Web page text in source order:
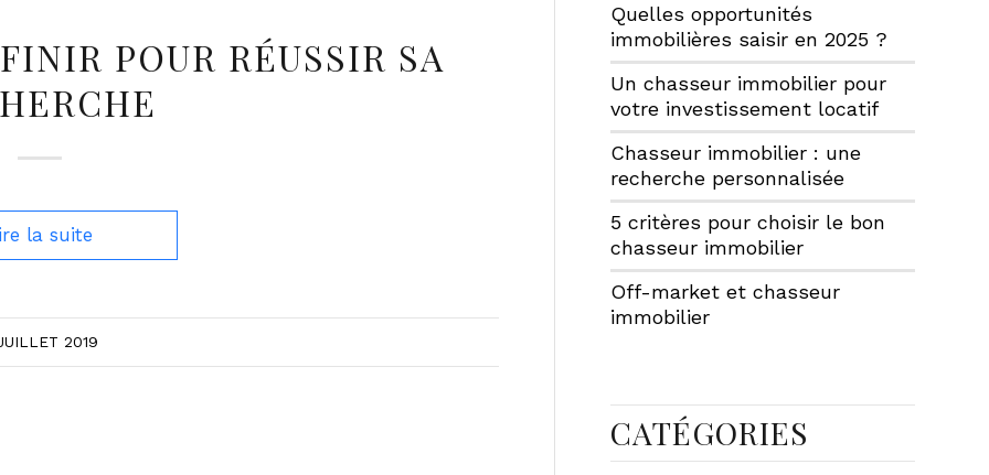
POUR RÉUSSIR SA
la suite
2019
Quelles opportunités
immobilières saisir en 2025 ?
Un chasseur immobilier pour
votre investissement locatif
Chasseur immobilier : une
recherche personnalisée
5 critères pour choisir le bon
chasseur immobilier
Off-market et chasseur
immobilier
CATÉGORIES